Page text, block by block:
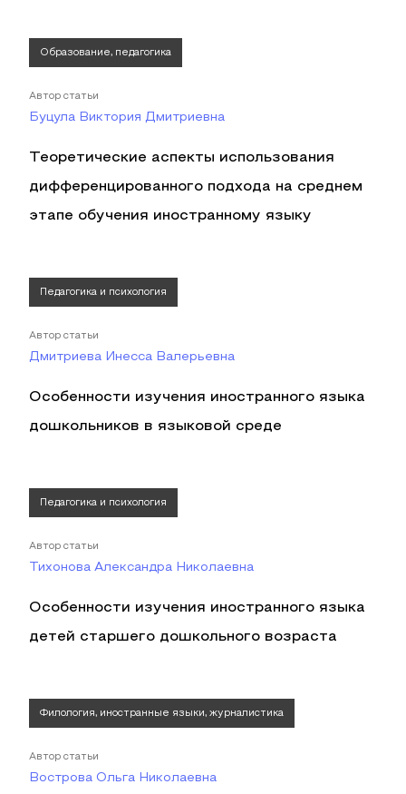
Образование, педагогика
Автор статьи
Буцула Виктория Дмитриевна
Теоретические аспекты использования
дифференцированного подхода на среднем
этапе обучения иностранному языку
Педагогика и психология
Автор статьи
Дмитриева Инесса Валерьевна
Особенности изучения иностранного языка
дошкольников в языковой среде
Педагогика и психология
Автор статьи
Тихонова Александра Николаевна
Особенности изучения иностранного языка
детей старшего дошкольного возраста
Филология, иностранные языки, журналистика
Автор статьи
Вострова Ольга Николаевна